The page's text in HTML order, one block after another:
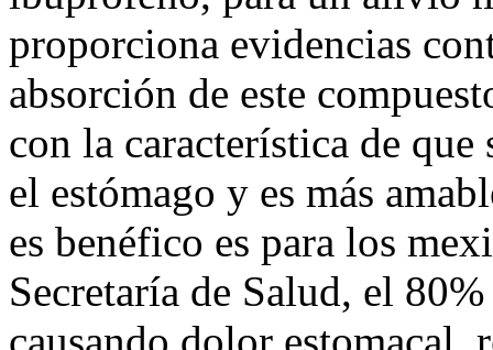
proporciona evidencias
absorción de este
con la característica de que
el estómago y es más
es benéfico es para los
Secretaría de Salud, el
causando dolor